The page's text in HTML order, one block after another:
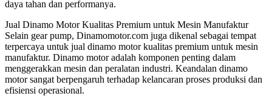
daya tahan dan performanya.
Jual Dinamo Motor Kualitas Premium untuk Mesin Manufaktur
Selain gear pump, Dinamomotor.com juga dikenal sebagai tempat
terpercaya untuk jual dinamo motor kualitas premium untuk mesin
manufaktur. Dinamo motor adalah komponen penting dalam
menggerakkan mesin dan peralatan industri. Keandalan dinamo
motor sangat berpengaruh terhadap kelancaran proses produksi dan
efisiensi operasional.